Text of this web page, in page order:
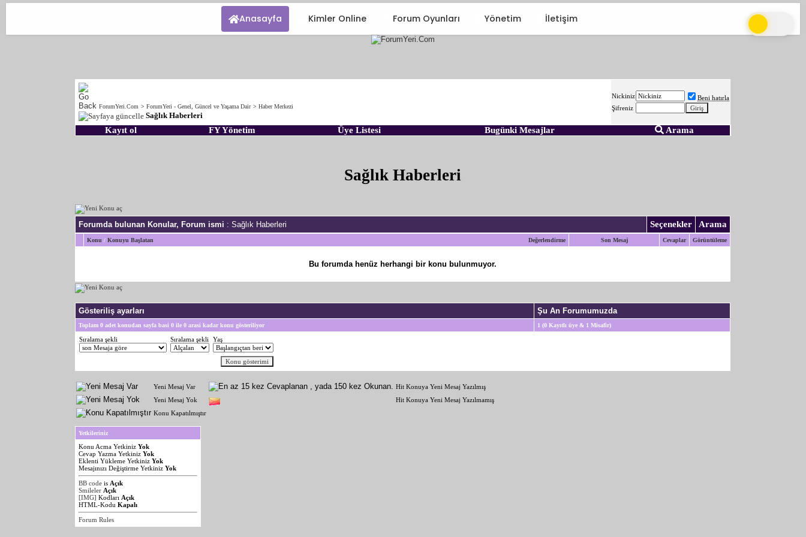
Anasayfa Kimler Online Forum Oyunları Yönetim İletişim
ForumYeri.Com >ForumYeri - Genel, Güncel ve Yaşama Dair >Haber Merkezi
Sağlık Haberleri
Nickiniz
Beni hatırla
Şifreniz
Kayıt ol FY Yönetim Üye Listesi Bugünki Mesajlar Arama
Sağlık Haberleri
Forumda bulunan Konular, Forum ismi : Sağlık Haberleri Seçenekler Arama
Değerlendirme
Konu /Konuyu Başlatan Son Mesaj Cevaplar Görüntüleme
Bu forumda henüz herhangi bir konu bulunmuyor.
Gösteriliş ayarları Şu An Forumumuzda
Toplam 0 adet konudan sayfa basi 0 ile 0 arasi kadar konu gösteriliyor 1 (0 Kayıtlı üye & 1 Misafir)
Sıralama şekli Sıralama şekli Yaş
Yeni Mesaj Var
Hit Konuya Yeni Mesaj Yazılmış
Yeni Mesaj Yok
Hit Konuya Yeni Mesaj Yazılmamış
Konu Kapatılmıştır
Yetkileriniz
Konu Acma YetkinizYok
Cevap Yazma YetkinizYok
Eklenti Yükleme YetkinizYok
Mesajınızı Değiştirme YetkinizYok
BB code is Açık
Smileler Açık
[IMG] Kodları Açık
HTML-KoduKapalı
Forum Rules